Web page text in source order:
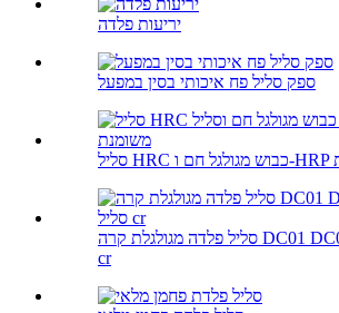
יריעות פלדה
ספק סליל פח איכותי בסין במפעל
סליל פלדה מגולגלת קרה DC01 DC02 DC03 סליל
cr